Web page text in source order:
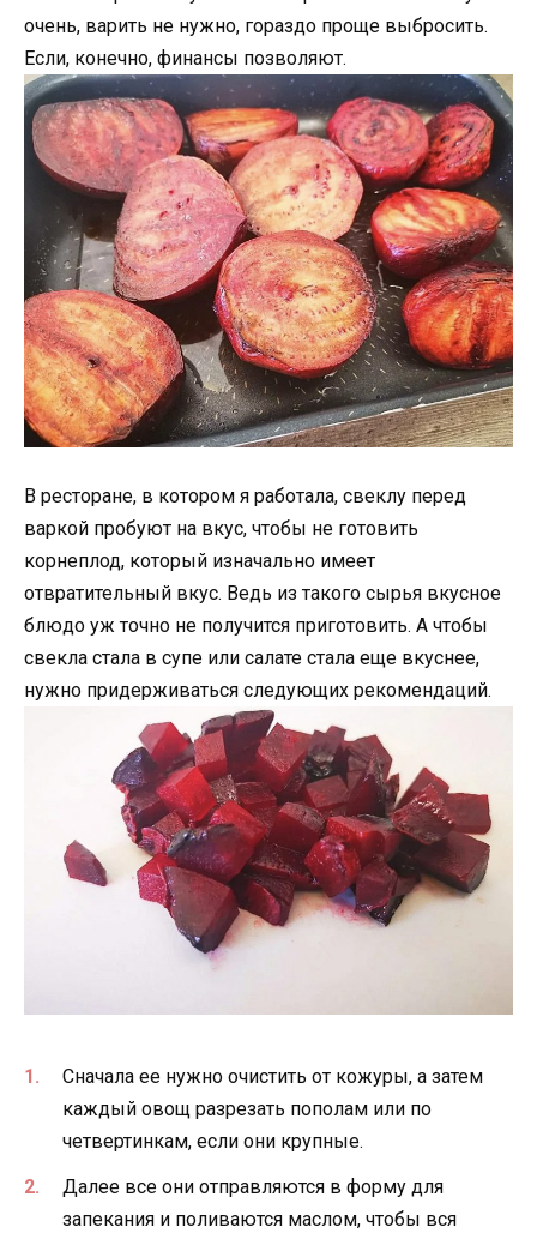
очень, варить не нужно, гораздо проще выбросить.
Если, конечно, финансы позволяют.
В ресторане, в котором я работала, свеклу перед
варкой пробуют на вкус, чтобы не готовить
корнеплод, который изначально имеет
отвратительный вкус. Ведь из такого сырья вкусное
блюдо уж точно не получится приготовить. А чтобы
свекла стала в супе или салате стала еще вкуснее,
нужно придерживаться следующих рекомендаций.
Сначала ее нужно очистить от кожуры, а затем
каждый овощ разрезать пополам или по
четвертинкам, если они крупные.
Далее все они отправляются в форму для
запекания и поливаются маслом, чтобы вся